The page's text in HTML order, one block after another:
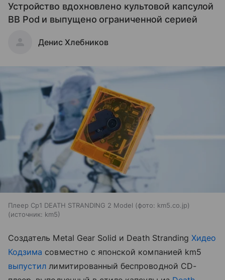
Устройство вдохновлено культовой капсулой
BB Pod и выпущено ограниченной серией
Денис Хлебников
Плеер Cp1 DEATH STRANDING 2 Model (фото: km5.co.jp)
источник: km5
Создатель Metal Gear Solid и Death StrandingХидео
Кодзима совместно с японской компанией km5
выпустил лимитированный беспроводной CD-